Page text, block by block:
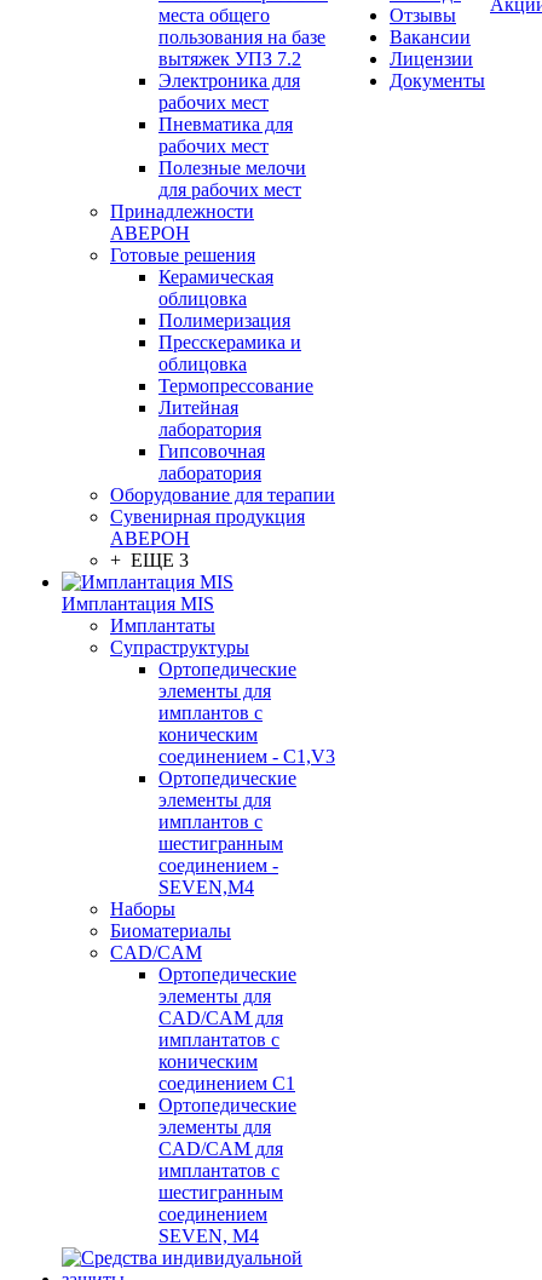
места общего
пользования на базе
вытяжек УПЗ 7.2
Электроника для
рабочих мест
Пневматика для
рабочих мест
Полезные мелочи
для рабочих мест
Принадлежности
АВЕРОН
Готовые решения
Керамическая
облицовка
Полимеризация
Пресскерамика и
облицовка
Термопрессование
Литейная
лаборатория
Гипсовочная
лаборатория
Оборудование для терапии
Сувенирная продукция
АВЕРОН
+ ЕЩЕ 3
Имплантация MIS
Имплантаты
Супраструктуры
Ортопедические
элементы для
имплантов с
коническим
соединением - C1,V3
Ортопедические
элементы для
имплантов с
шестигранным
соединением -
SEVEN,M4
Наборы
Биоматериалы
CAD/CAM
Ортопедические
элементы для
CAD/CAM для
имплантатов с
коническим
соединением С1
Ортопедические
элементы для
CAD/CAM для
имплантатов с
шестигранным
соединением
SEVEN, М4
Отзывы
Вакансии
Лицензии
Документы